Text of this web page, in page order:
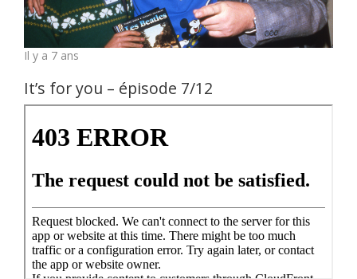
Il y a 7 ans
It’s for you – épisode 7/12